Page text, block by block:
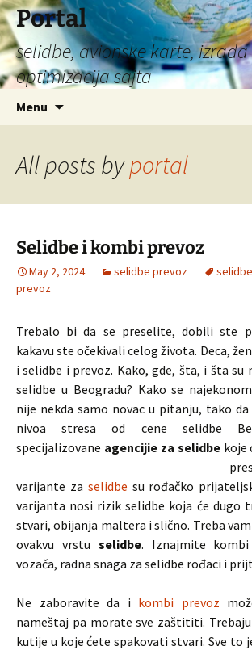
Portal
selidbe, avionske karte,
optimizacija sajta
Menu
All posts byportal
Selidbe i kombi prevoz
May 2, 2024 selidbe prevoz
prevoz
Trebalo bi da se preselite, dobili ste
kakavu ste očekivali celog života. Deca,
i selidbe i prevoz. Kako, gde, šta, i šta su
selidbe u Beogradu? Kako se
nije nekda samo novac u pitanju, tako
nivoa stresa od cene selidbe
specijalizovane agencijie za selidbekoje
varijante za selidbe su rođačko
varijanta nosi rizik selidbe koja će dugo
stvari, obijanja maltera i slično. Treba
ovakvu vrstu selidbe. Iznajmite
vozača, radna snaga za selidbe rođaci i
Ne zaboravite da i kombi prevoz
nameštaj pa morate sve zaštititi.
kutije u koje ćete spakovati stvari. Sve to